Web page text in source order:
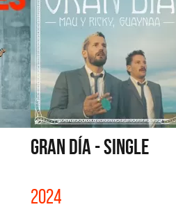
GRAN DÍA - SINGLE
2024